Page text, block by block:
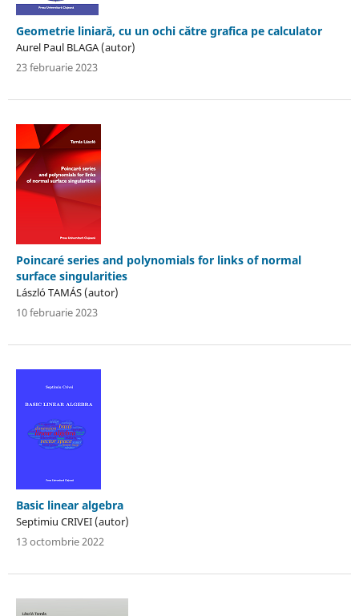
Geometrie liniară, cu un ochi către grafica pe calculator
Aurel Paul BLAGA (autor)
23 februarie 2023
Poincaré series and polynomials for links of normal
surface singularities
László TAMÁS (autor)
10 februarie 2023
Basic linear algebra
Septimiu CRIVEI (autor)
13 octombrie 2022